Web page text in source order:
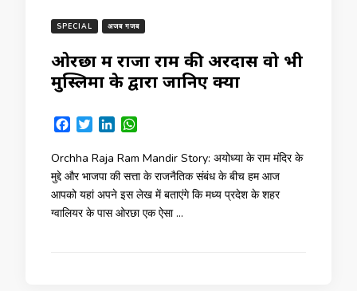
SPECIAL अजब गजब
ओरछा में राजा राम की अरदास वो भी
मुस्लिमों के द्वारा जानिए क्यों
Facebook
TwitterLinkedIn
Orchha Raja Ram Mandir Story: अयोध्या के राम मंदिर के
मुद्दे और भाजपा की सत्ता के राजनैतिक संबंध के बीच हम आज
आपको यहां अपने इस लेख में बताएंगे कि मध्य प्रदेश के शहर
ग्वालियर के पास ओरछा एक ऐसा …